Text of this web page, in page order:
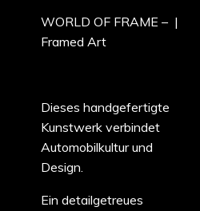
WORLD OF FRAME – |
Framed Art
Dieses handgefertigte
Kunstwerk verbindet
Automobilkultur und
Design.
Ein detailgetreues